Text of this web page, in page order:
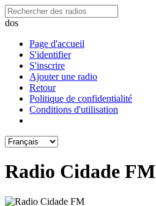
dos
Page d'accueil
S'identifier
S'inscrire
Ajouter une radio
Retour
Politique de confidentialité
Conditions d'utilisation
Radio Cidade FM